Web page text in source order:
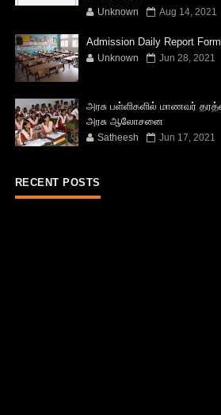
Unknown Aug 14, 2021
Admission Daily Report
Unknown Jun 28, 2021
அரசு பள்ளிகளில் மாணவர்
அரசு ஆலோசனை
Satheesh Jun 17, 2021
RECENT POSTS